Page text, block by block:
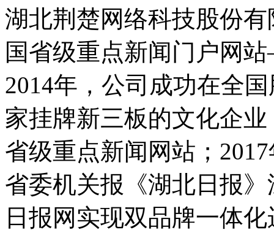
湖北荆楚网络科技股份
国省级重点新闻门户网
2014年，公司成功在全
家挂牌新三板的文化企
省级重点新闻网站；
省委机关报《湖北日报
日报网实现双品牌一体